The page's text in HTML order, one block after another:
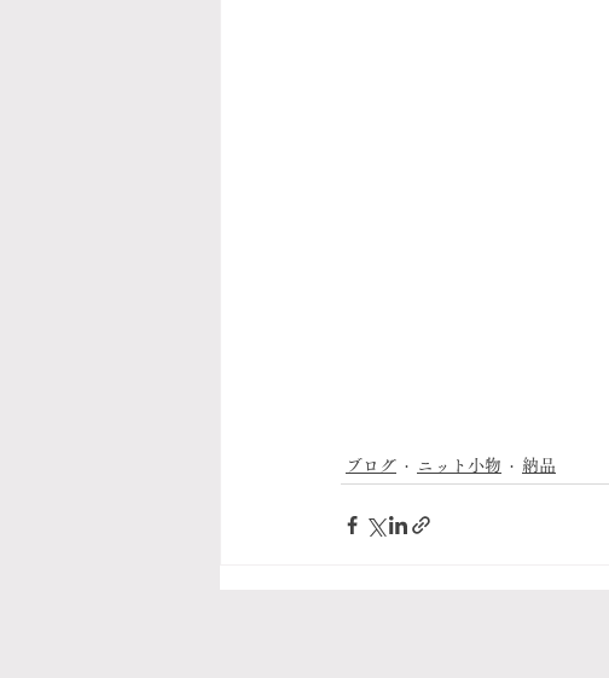
ブログ ニット小物 納品